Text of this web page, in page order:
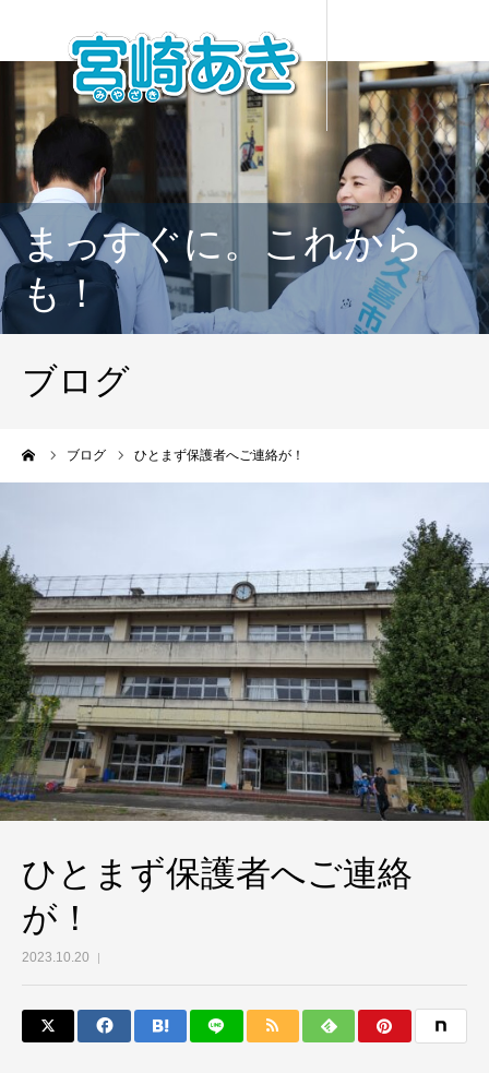
まっすぐに。これから
も！
ブログ
ブログ ひとまず保護者へご連絡が！
ひとまず保護者へご連絡
が！
2023.10.20